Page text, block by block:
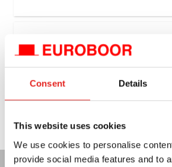
Consent Details
This website uses cookies
We use cookies to personalise
provide social media features and to
Perceuses à
Outils de